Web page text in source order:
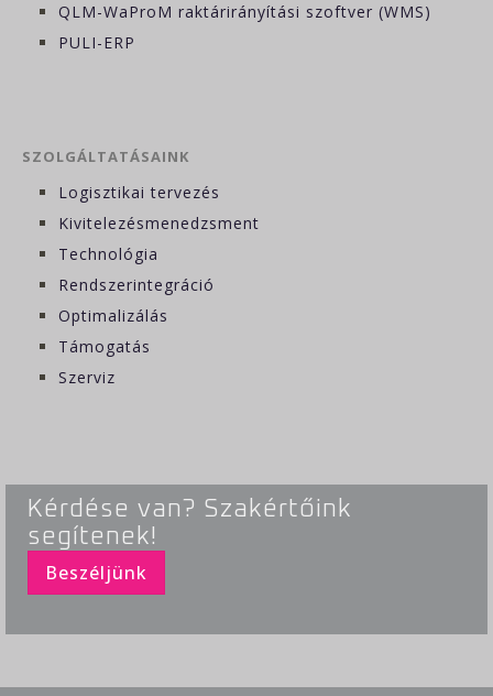
QLM-WaProM raktárirányítási szoftver (WMS)
PULI-ERP
SZOLGÁLTATÁSAINK
Logisztikai tervezés
Kivitelezésmenedzsment
Technológia
Rendszerintegráció
Optimalizálás
Támogatás
Szerviz
Kérdése van? Szakértőink
segítenek!
Beszéljünk